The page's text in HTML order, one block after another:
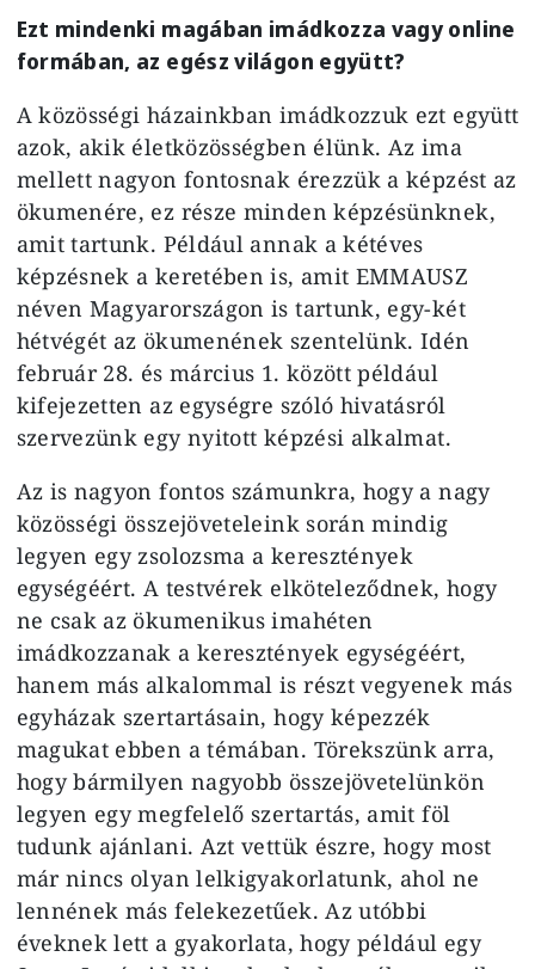
Ezt mindenki magában imádkozza vagy online
formában, az egész világon együtt?
A közösségi házainkban imádkozzuk ezt együtt
azok, akik életközösségben élünk. Az ima
mellett nagyon fontosnak érezzük a képzést az
ökumenére, ez része minden képzésünknek,
amit tartunk. Például annak a kétéves
képzésnek a keretében is, amit EMMAUSZ
néven Magyarországon is tartunk, egy-két
hétvégét az ökumenének szentelünk. Idén
február 28. és március 1. között például
kifejezetten az egységre szóló hivatásról
szervezünk egy nyitott képzési alkalmat.
Az is nagyon fontos számunkra, hogy a nagy
közösségi összejöveteleink során mindig
legyen egy zsolozsma a keresztények
egységéért. A testvérek elköteleződnek, hogy
ne csak az ökumenikus imahéten
imádkozzanak a keresztények egységéért,
hanem más alkalommal is részt vegyenek más
egyházak szertartásain, hogy képezzék
magukat ebben a témában. Törekszünk arra,
hogy bármilyen nagyobb összejövetelünkön
legyen egy megfelelő szertartás, amit föl
tudunk ajánlani. Azt vettük észre, hogy most
már nincs olyan lelkigyakorlatunk, ahol ne
lennének más felekezetűek. Az utóbbi
éveknek lett a gyakorlata, hogy például egy